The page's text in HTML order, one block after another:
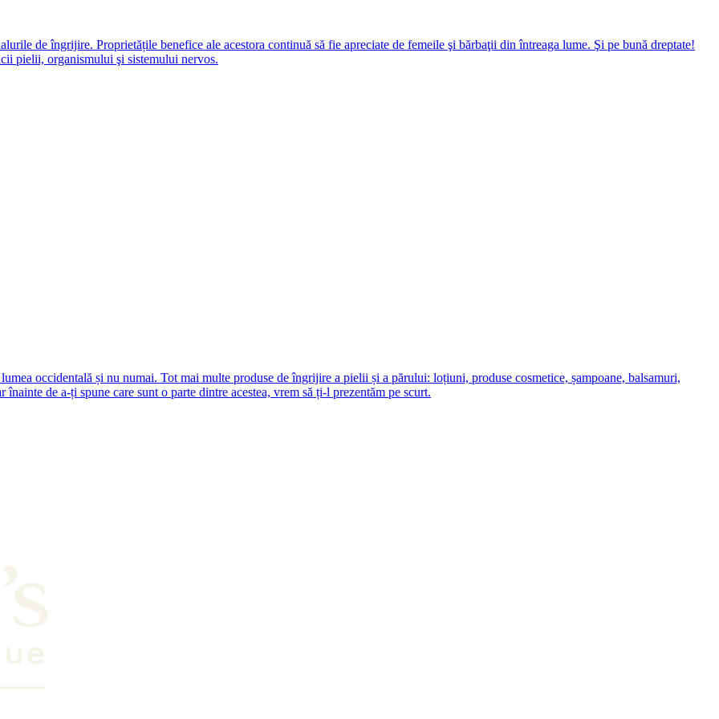
de îngrijire. Proprietățile benefice ale acestora continuă să fie apreciate de femeile şi bărbaţii din întreaga lume. Şi pe bună dreptate!
pielii, organismului şi sistemului nervos.
occidentală și nu numai. Tot mai multe produse de îngrijire a pielii și a părului: loțiuni, produse cosmetice, șampoane, balsamuri,
de a-ți spune care sunt o parte dintre acestea, vrem să ți-l prezentăm pe scurt.